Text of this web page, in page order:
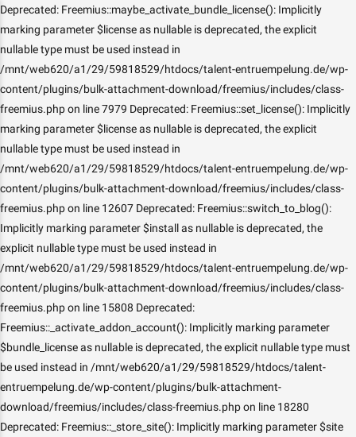
Deprecated: Freemius::maybe_activate_bundle_license(): Implicitly
marking parameter $license as nullable is deprecated, the explicit
nullable type must be used instead in
/mnt/web620/a1/29/59818529/htdocs/talent-entruempelung.de/wp-
content/plugins/bulk-attachment-download/freemius/includes/class-
freemius.php on line 7979 Deprecated: Freemius::set_license(): Implicitly
marking parameter $license as nullable is deprecated, the explicit
nullable type must be used instead in
/mnt/web620/a1/29/59818529/htdocs/talent-entruempelung.de/wp-
content/plugins/bulk-attachment-download/freemius/includes/class-
freemius.php on line 12607 Deprecated: Freemius::switch_to_blog():
Implicitly marking parameter $install as nullable is deprecated, the
explicit nullable type must be used instead in
/mnt/web620/a1/29/59818529/htdocs/talent-entruempelung.de/wp-
content/plugins/bulk-attachment-download/freemius/includes/class-
freemius.php on line 15808 Deprecated:
Freemius::_activate_addon_account(): Implicitly marking parameter
$bundle_license as nullable is deprecated, the explicit nullable type must
be used instead in /mnt/web620/a1/29/59818529/htdocs/talent-
entruempelung.de/wp-content/plugins/bulk-attachment-
download/freemius/includes/class-freemius.php on line 18280
Deprecated: Freemius::_store_site(): Implicitly marking parameter $site